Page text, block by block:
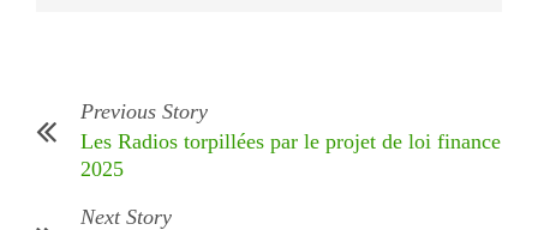
Previous Story
Les Radios torpillées par le projet de loi finance
2025
Next Story